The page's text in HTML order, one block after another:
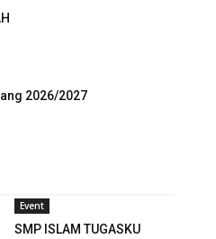
2026/2027
Event
SMP ISLAM TUGASKU